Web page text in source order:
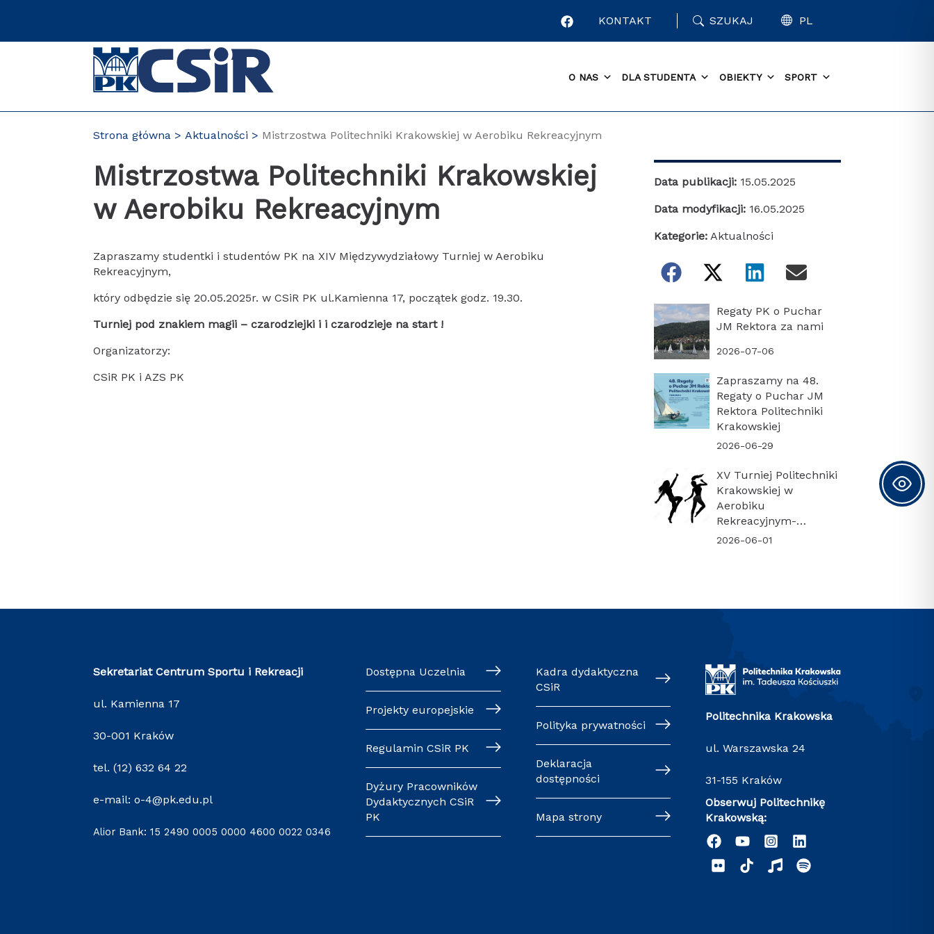
KONTAKT SZUKAJ PL
O NAS DLA STUDENTA OBIEKTY SPORT
Strona główna Aktualności Mistrzostwa Politechniki Krakowskiej w Aerobiku Rekreacyjnym
Mistrzostwa Politechniki Krakowskiej
w Aerobiku Rekreacyjnym
Zapraszamy studentki i studentów PK na XIV Międzywydziałowy Turniej w Aerobiku
Rekreacyjnym,
który odbędzie się 20.05.2025r. w CSiR PK ul.Kamienna 17, początek godz. 19.30.
Turniej pod znakiem magii – czarodziejki i i czarodzieje na start !
Organizatorzy:
CSiR PK i AZS PK
Data publikacji: 15.05.2025
Data modyfikacji: 16.05.2025
Kategorie: Aktualności
Regaty PK o Puchar
JM Rektora za nami
2026-07-06
Zapraszamy na 48.
Regaty o Puchar JM
Rektora Politechniki
Krakowskiej
2026-06-29
XV Turniej Politechniki
Krakowskiej w
Aerobiku
Rekreacyjnym-
PODSUMOWANIE
2026-06-01
Sekretariat Centrum Sportu i Rekreacji
ul. Kamienna 17
30-001 Kraków
tel. (12) 632 64 22
e-mail: o-4@pk.edu.pl
Alior Bank: 15 2490 0005 0000 4600 0022 0346
Dostępna Uczelnia
Projekty europejskie
Regulamin CSiR PK
Dyżury Pracowników
Dydaktycznych CSiR
PK
Kadra dydaktyczna
CSiR
Polityka prywatności
Deklaracja
dostępności
Mapa strony
Politechnika Krakowska
ul. Warszawska 24
31-155 Kraków
Obserwuj Politechnikę
Krakowską: